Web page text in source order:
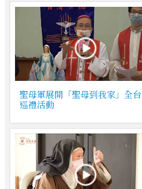
聖母軍展開「聖母到我家」全台
巡禮活動